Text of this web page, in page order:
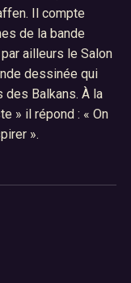
Il compte
de la bande
ailleurs le Salon
dessinée qui
Balkans. À la
» il répond : « On
».